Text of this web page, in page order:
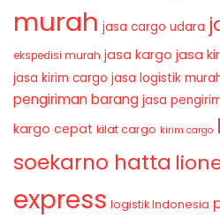
murah jasa cargo udara
ekspedisi murah jasa kargo jasa
jasa kirim cargo jasa logistik
pengiriman barang jasa
kargo cepat kilat cargo kirim cargo
soekarno hatta
express logistik Indonesia